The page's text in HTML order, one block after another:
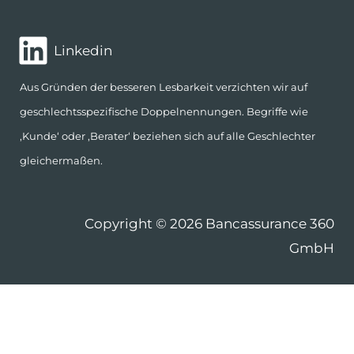
Linkedin
Aus Gründen der besseren Lesbarkeit verzichten wir auf
geschlechtsspezifische Doppelnennungen. Begriffe wie
‚Kunde‘ oder ‚Berater‘ beziehen sich auf alle Geschlechter
gleichermaßen.
Copyright © 2026 Bancassurance 360
GmbH